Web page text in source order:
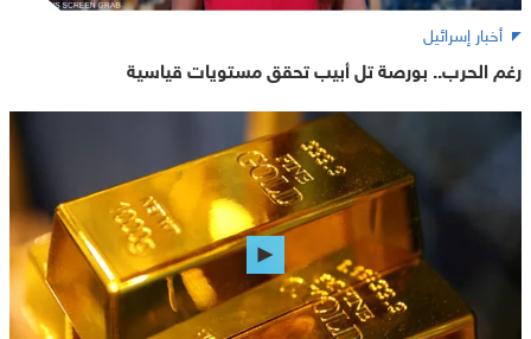
أخبار إسرائيل
رغم الحرب.. بورصة تل أبيب تحقق مستويات قياسية